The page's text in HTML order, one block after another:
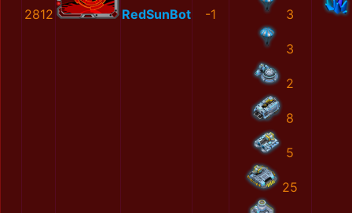
2812 RedSunBot -1 3
3
2
8
5
25